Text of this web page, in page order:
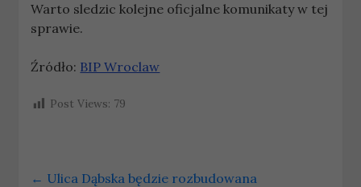
Warto sledzic kolejne oficjalne komunikaty w tej
sprawie.
Źródło: BIP Wroclaw
Post Views: 79
← Ulica Dąbska będzie rozbudowana